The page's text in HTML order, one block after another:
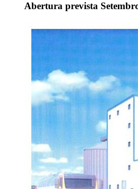
Abertura prevista